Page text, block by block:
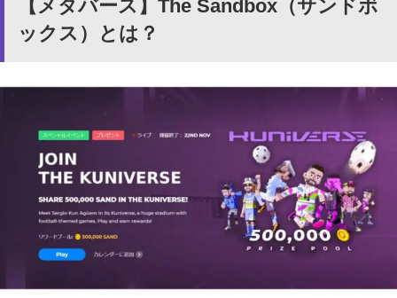
【メタバース】The Sandbox（サンドボ
ックス）とは？